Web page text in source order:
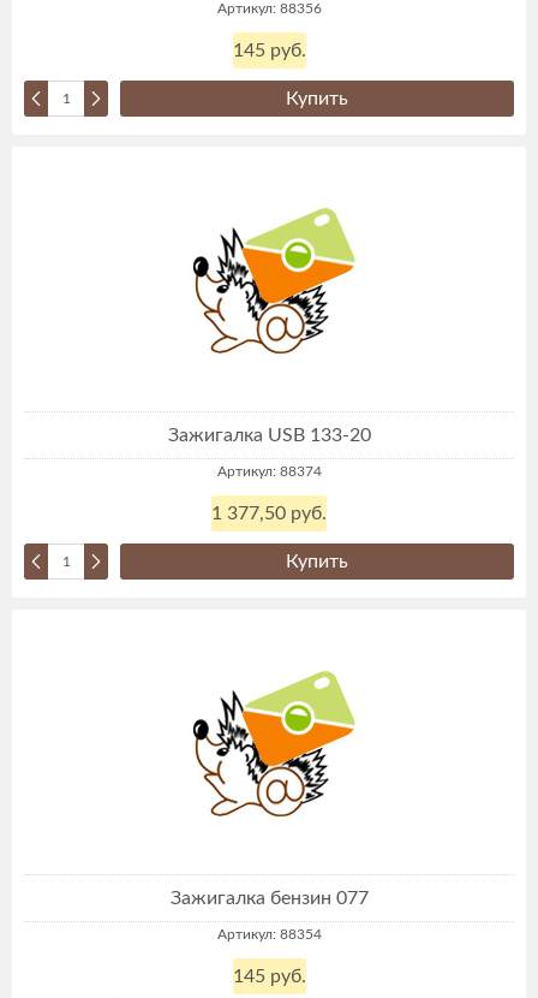
Артикул: 88356
145 руб.
Купить
Зажигалка USB 133-20
Артикул: 88374
1 377,50 руб.
Купить
Зажигалка бензин 077
Артикул: 88354
145 руб.